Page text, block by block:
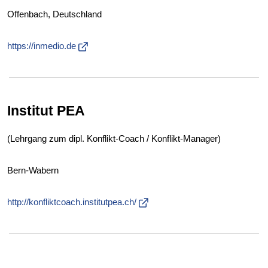
Offenbach, Deutschland
https://inmedio.de
Institut PEA
(Lehrgang zum dipl. Konflikt-Coach / Konflikt-Manager)
Bern-Wabern
http://konfliktcoach.institutpea.ch/